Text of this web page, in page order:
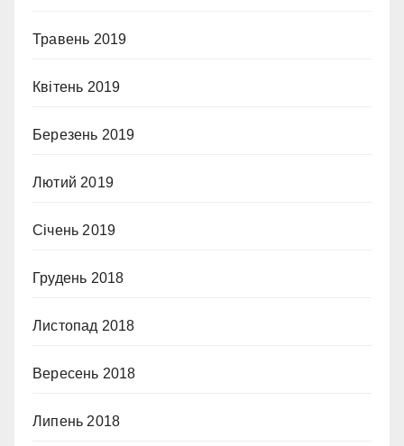
Травень 2019
Квітень 2019
Березень 2019
Лютий 2019
Січень 2019
Грудень 2018
Листопад 2018
Вересень 2018
Липень 2018